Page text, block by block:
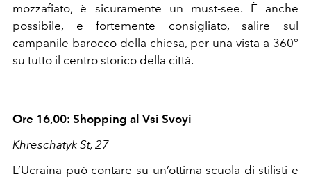
mozzafiato, è sicuramente un must-see. È anche
possibile, e fortemente consigliato, salire sul
campanile barocco della chiesa, per una vista a 360°
su tutto il centro storico della città.
Ore 16,00: Shopping al Vsi Svoyi
Khreschatyk St, 27
L’Ucraina può contare su un’ottima scuola di stilisti e